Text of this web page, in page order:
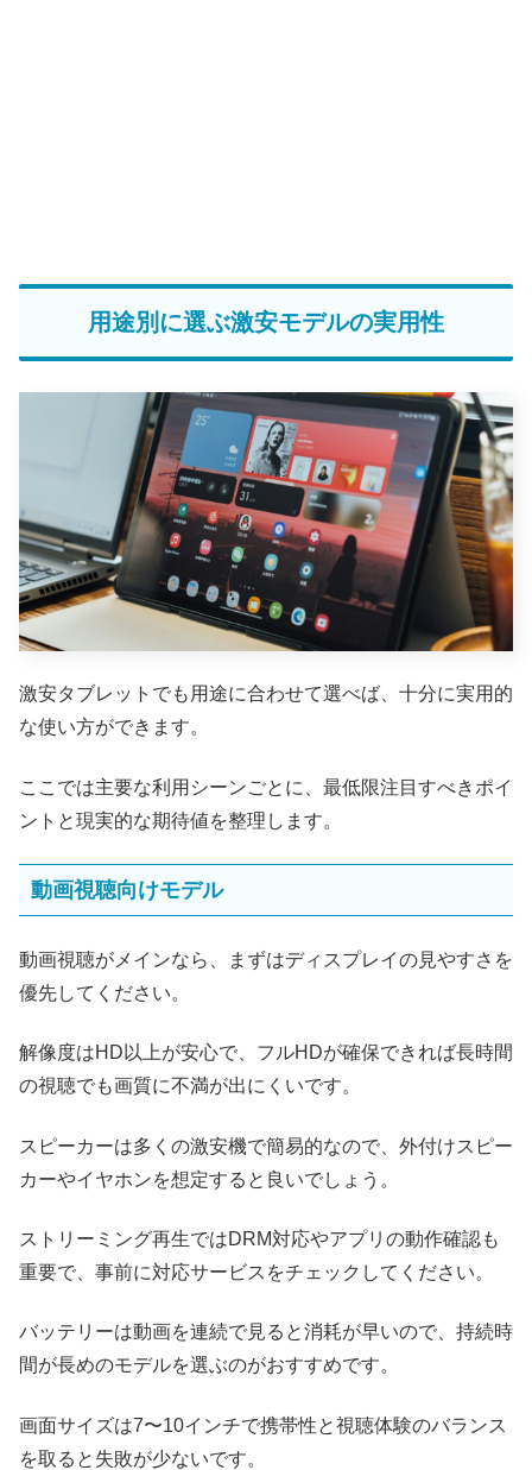
用途別に選ぶ激安モデルの実用性
激安タブレットでも用途に合わせて選べば、十分に実用的
な使い方ができます。
ここでは主要な利用シーンごとに、最低限注目すべきポイ
ントと現実的な期待値を整理します。
動画視聴向けモデル
動画視聴がメインなら、まずはディスプレイの見やすさを
優先してください。
解像度はHD以上が安心で、フルHDが確保できれば長時間
の視聴でも画質に不満が出にくいです。
スピーカーは多くの激安機で簡易的なので、外付けスピー
カーやイヤホンを想定すると良いでしょう。
ストリーミング再生ではDRM対応やアプリの動作確認も
重要で、事前に対応サービスをチェックしてください。
バッテリーは動画を連続で見ると消耗が早いので、持続時
間が長めのモデルを選ぶのがおすすめです。
画面サイズは7〜10インチで携帯性と視聴体験のバランス
を取ると失敗が少ないです。